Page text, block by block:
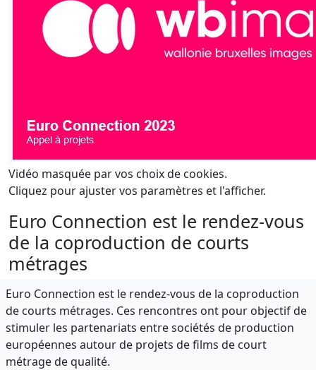
Vidéo masquée par vos choix de cookies.
Cliquez pour ajuster vos paramètres et l'afficher.
Euro Connection est le rendez-vous
de la coproduction de courts
métrages
Euro Connection est le rendez-vous de la coproduction
de courts métrages. Ces rencontres ont pour objectif de
stimuler les partenariats entre sociétés de production
européennes autour de projets de films de court
métrage de qualité.